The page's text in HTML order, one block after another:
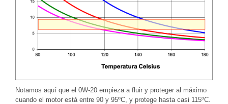
Notamos aquí que el 0W-20 empieza a fluir y proteger al máximo
cuando el motor está entre 90 y 95ºC, y protege hasta casi 115ºC.